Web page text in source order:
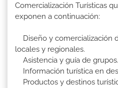
Comercialización Turísticas
exponen a continuación:
Diseño y comercialización
locales y regionales.
Asistencia y guía de grupos.
Información turística en
Productos y destinos